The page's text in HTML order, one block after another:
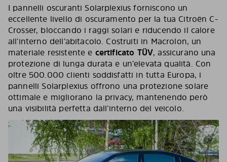
I pannelli oscuranti Solarplexius forniscono un
eccellente livello di oscuramento per la tua Citroën C-
Crosser, bloccando i raggi solari e riducendo il calore
all’interno dell’abitacolo. Costruiti in Macrolon, un
materiale resistente e certificato TÜV, assicurano una
protezione di lunga durata e un’elevata qualità. Con
oltre 500.000 clienti soddisfatti in tutta Europa, i
pannelli Solarplexius offrono una protezione solare
ottimale e migliorano la privacy, mantenendo però
una visibilità perfetta dall’interno del veicolo.